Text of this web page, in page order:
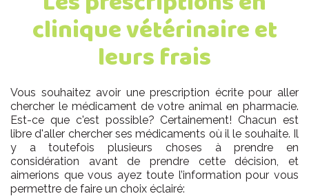
clinique vétérinaire et
leurs frais
Vous souhaitez avoir une prescription écrite pour aller
chercher le médicament de votre animal en pharmacie.
Est-ce que c'est possible? Certainement! Chacun est
libre d'aller chercher ses médicaments où il le souhaite. Il
y a toutefois plusieurs choses à prendre en
considération avant de prendre cette décision, et
aimerions que vous ayez toute l’information pour vous
permettre de faire un choix éclairé: